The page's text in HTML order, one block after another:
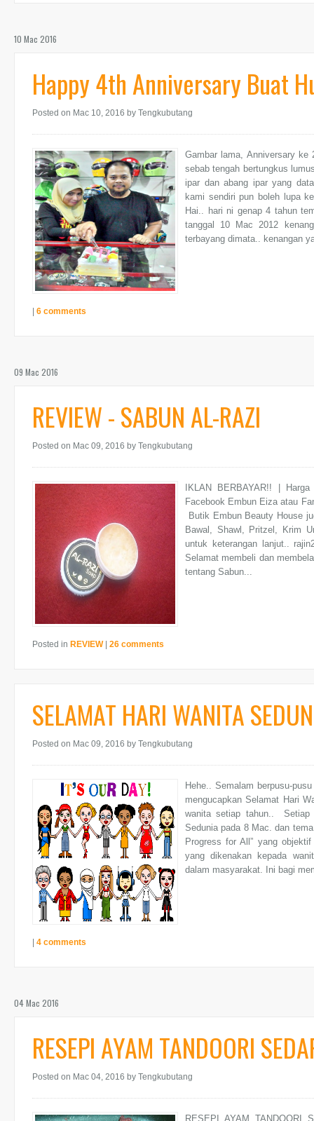
10 Mac 2016
Happy 4th Anniversary Buat
Posted on Mac 10, 2016 by Tengkubutang
Gambar lama, Anniversary
sebab tengah bertungkus
ipar dan abang ipar yang
kami sendiri pun boleh lupa
Hai.. hari ni genap 4 tahun
tanggal 10 Mac 2012
terbayang dimata.. kenangan
6 comments
09 Mac 2016
REVIEW - SABUN AL-RAZI
Posted on Mac 09, 2016 by Tengkubutang
IKLAN BERBAYAR!! |
Facebook Embun Eiza atau
Butik Embun Beauty House
Bawal, Shawl, Pritzel, Krim
untuk keterangan lanjut..
Selamat membeli dan
tentang Sabun...
Posted in REVIEW 26 comments
SELAMAT HARI WANITA
Posted on Mac 09, 2016 by Tengkubutang
Hehe.. Semalam berpusu-
mengucapkan Selamat Hari
wanita setiap tahun.. Setiap
Sedunia pada 8 Mac. dan
Progress for All” yang
yang dikenakan kepada
dalam masyarakat. Ini bagi
4 comments
04 Mac 2016
RESEPI AYAM TANDOORI
Posted on Mac 04, 2016 by Tengkubutang
RESEPI AYAM TANDOORI